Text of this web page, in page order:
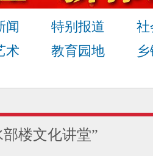
闻 特别报道 社
术 教育园地
楼文化讲堂”